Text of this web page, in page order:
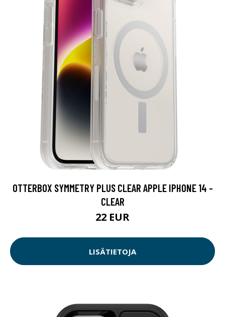
OTTERBOX SYMMETRY PLUS CLEAR APPLE IPHONE 14 -
CLEAR
22 EUR
LISÄTIETOJA